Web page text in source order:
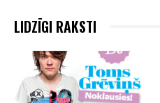
LIDZĪGI RAKSTI